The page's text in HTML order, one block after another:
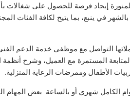
المنورة إيجاد فرصة للحصول على
في ينبع، بما يتيح لكافة الفئات
التواصل مع موظفي خدمة الدعم
المستمرة مع العميل، وشرح أنظمة
الأطفال وممرضات الرعاية المنزلية.
الكامل شهري أو بالساعة بعض المهام